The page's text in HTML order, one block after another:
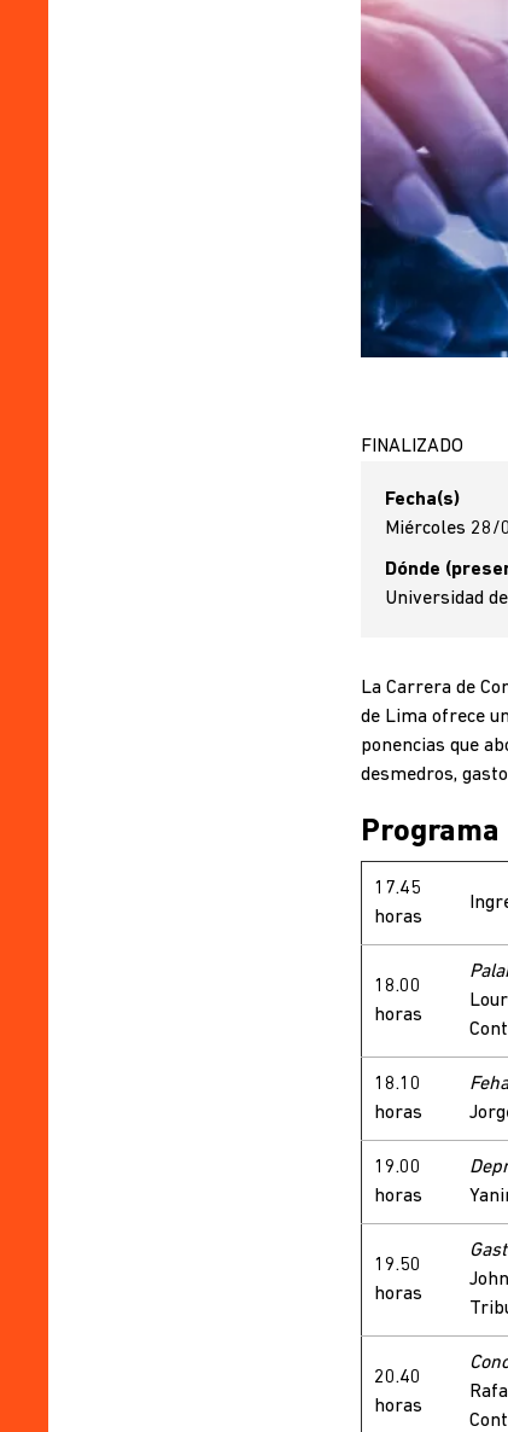
FINALIZADO
Fecha(s)
Miércoles
Dónde
Universidad
La Carrera de
de Lima ofrece
ponencias que
desmedros,
Programa
17.45
horas
18.00
horas
18.10
horas
19.00
horas
19.50
horas
20.40
horas